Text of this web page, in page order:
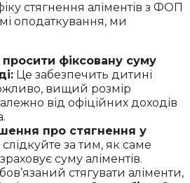
стягнення аліментів з ФОП
оподаткування, ми
фіксовану суму
Це забезпечить дитині
вищий розмір
від офіційних доходів
про стягнення у
за тим, як саме
суму аліментів.
стягувати аліменти,